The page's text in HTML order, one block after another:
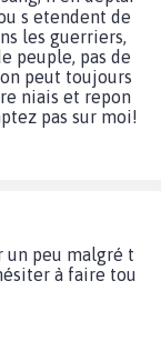
s etendent de
les guerriers,
peuple, pas de
peut toujours
niais et repon
pas sur moi!
un peu malgré t
à faire tou